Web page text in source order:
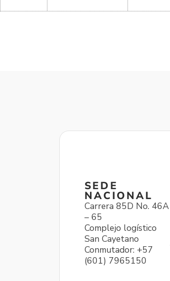
SEDE
NACIONAL
Carrera 85D No. 46A
– 65
Complejo logístico
San Cayetano
Conmutador: +57
(601) 7965150